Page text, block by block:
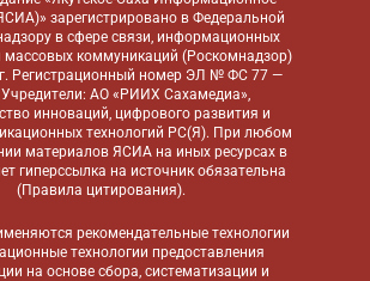
зарегистрировано в Федеральной
в сфере связи, информационных
массовых коммуникаций (Роскомнадзор)
Регистрационный номер ЭЛ № ФС 77 —
АО «РИИХ Сахамедиа»,
инноваций, цифрового развития и
технологий РС(Я). При любом
материалов ЯСИА на иных ресурсах в
гиперссылка на источник обязательна
(Правила цитирования).
рекомендательные технологии
технологии предоставления
на основе сбора, систематизации и